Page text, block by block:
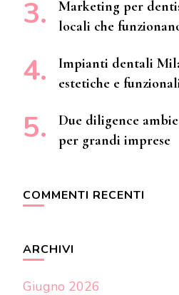
Marketing per
locali che
Impianti dentali
estetiche e
Due diligence
per grandi imprese
COMMENTI RECENTI
ARCHIVI
Giugno 2026